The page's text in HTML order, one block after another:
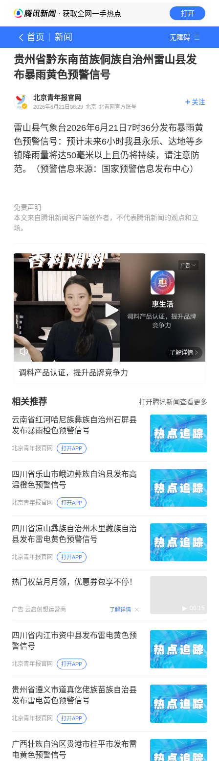
· 获取全网一手热点 打开
首页 新闻 无障碍
贵州省黔东南苗族侗族自治州雷山县发
布暴雨黄色预警信号
北京青年报官网
2026年6月21日08:29 北京 北青网官方账号
关注
雷山县气象台2026年6月21日7时36分发布暴雨黄
色预警信号：预计未来6小时我县永乐、达地等乡
镇降雨量将达50毫米以上且仍将持续，请注意防
范。（预警信息来源：国家预警信息发布中心）
免责声明
本文来自腾讯新闻客户端创作者，不代表腾讯新闻的观点和立
场。
广告
了解详情
调料产品认证，提升品牌竞争力
相关推荐 打开腾讯新闻查看更多
云南省红河哈尼族彝族自治州石屏县
发布暴雨橙色预警信号
北京青年报官网 打开APP
四川省乐山市峨边彝族自治县发布高
温橙色预警信号
北京青年报官网 打开APP
四川省凉山彝族自治州木里藏族自治
县发布雷电黄色预警信号
北京青年报官网 打开APP
热门权益月月领，优惠券包享不停！
广告 云启创想运营商 了解详情 00:15
四川省内江市资中县发布雷电黄色预
警信号
北京青年报官网 打开APP
贵州省遵义市道真仡佬族苗族自治县
发布雷电黄色预警信号
北京青年报官网 打开APP
广西壮族自治区贵港市桂平市发布雷
电黄色预警信号